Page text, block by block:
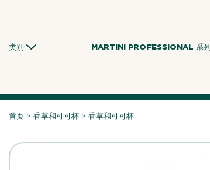
类别 MARTINI PROFESSIONAL 系列
首页 >香草和可可杯 >香草和可可杯